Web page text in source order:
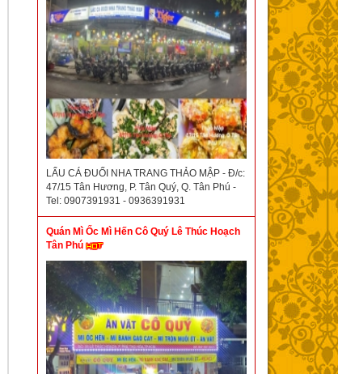
LẨU CÁ ĐUỐI NHA TRANG THẢO MẬP - Đ/c:
47/15 Tân Hương, P. Tân Quý, Q. Tân Phú -
Tel: 0907391931 - 0936391931
Quán Mì Ốc Mì Hến Cô Quý Lê Thúc Hoạch
Tân Phú